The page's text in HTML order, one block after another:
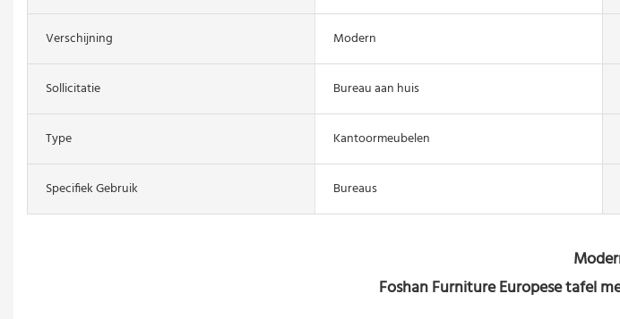
Verschijning Modern
Sollicitatie Bureau aan huis
Type Kantoormeubelen
Specifiek Gebruik Bureaus